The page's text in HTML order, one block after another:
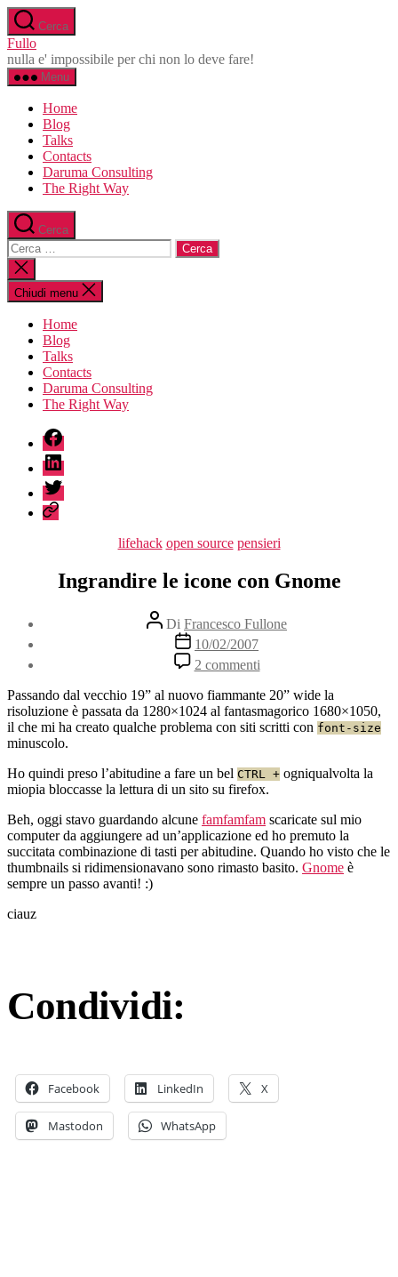
Salta
al
contenuto
Cerca
Fullo
nulla e' impossibile per chi non lo deve fare!
Menu
Home
Blog
Talks
Contacts
Daruma Consulting
The Right Way
Cerca
Cerca:
Chiudi
la
ricerca
Chiudi menu
Home
Blog
Talks
Contacts
Daruma Consulting
The Right Way
fb
linkedin
twitter
sessionize
Categorie
lifehack open source pensieri
Ingrandire le icone con Gnome
Autore
articolo
Di Francesco Fullone
Data
dell'articolo
10/02/2007
2 commentisu
Ingrandire
le
icone
con
Passando dal vecchio 19” al nuovo fiammante 20” wide la
risoluzione è passata da 1280×1024 al fantasmagorico 1680×1050,
il che mi ha creato qualche problema con siti scritti con font-size
minuscolo.
Ho quindi preso l’abitudine a fare un bel CTRL + ogniqualvolta la
miopia bloccasse la lettura di un sito su firefox.
Beh, oggi stavo guardando alcune famfamfam scaricate sul mio
computer da aggiungere ad un’applicazione ed ho premuto la
succitata combinazione di tasti per abitudine. Quando ho visto che le
thumbnails si ridimensionavano sono rimasto basito. Gnome è
sempre un passo avanti! :)
ciauz
Condividi:
Facebook LinkedIn X
Mastodon WhatsApp